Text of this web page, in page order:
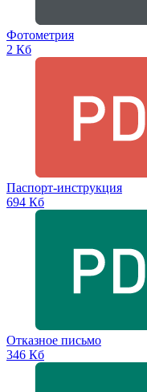
Фотометрия
2 Кб
Паспорт-инструкция
694 Кб
Отказное письмо
346 Кб